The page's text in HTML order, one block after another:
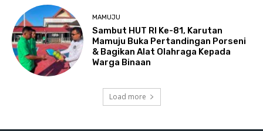
MAMUJU
Sambut HUT RI Ke-81, Karutan
Mamuju Buka Pertandingan Porseni
& Bagikan Alat Olahraga Kepada
Warga Binaan
Load more